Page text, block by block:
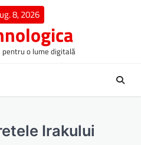
8, 2026
o lume digitală
Irakului